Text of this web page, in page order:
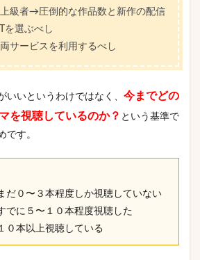
級者→圧倒的な作品数と新作の配信
を選ぶべし
サービスを利用するべし
いいというわけではなく、 今までどの
を視聴しているのか？ という基準で
です。
だ０〜３本程度しか視聴していない
でに５〜１０本程度視聴した
０本以上視聴している